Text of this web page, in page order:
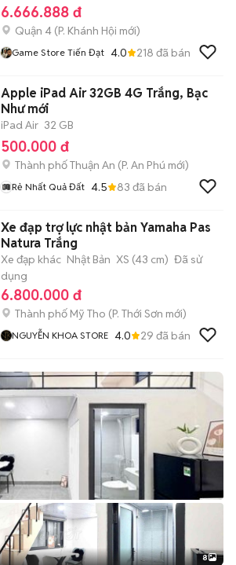
6.666.888 đ
Quận 4 (P. Khánh Hội mới)
Game Store Tiến Đạt 4.0 218 đã bán
Apple iPad Air 32GB 4G Trắng, Bạc
Như mới
iPad Air 32 GB
500.000 đ
Thành phố Thuận An (P. An Phú mới)
Rẻ Nhất Quả Đất 4.5 83 đã bán
Xe đạp trợ lực nhật bản Yamaha Pas
Natura Trắng
Xe đạp khác Nhật Bản XS (43 cm) Đã sử
dụng
6.800.000 đ
Thành phố Mỹ Tho (P. Thới Sơn mới)
NGUYỄN KHOA STORE 4.0 29 đã bán
8